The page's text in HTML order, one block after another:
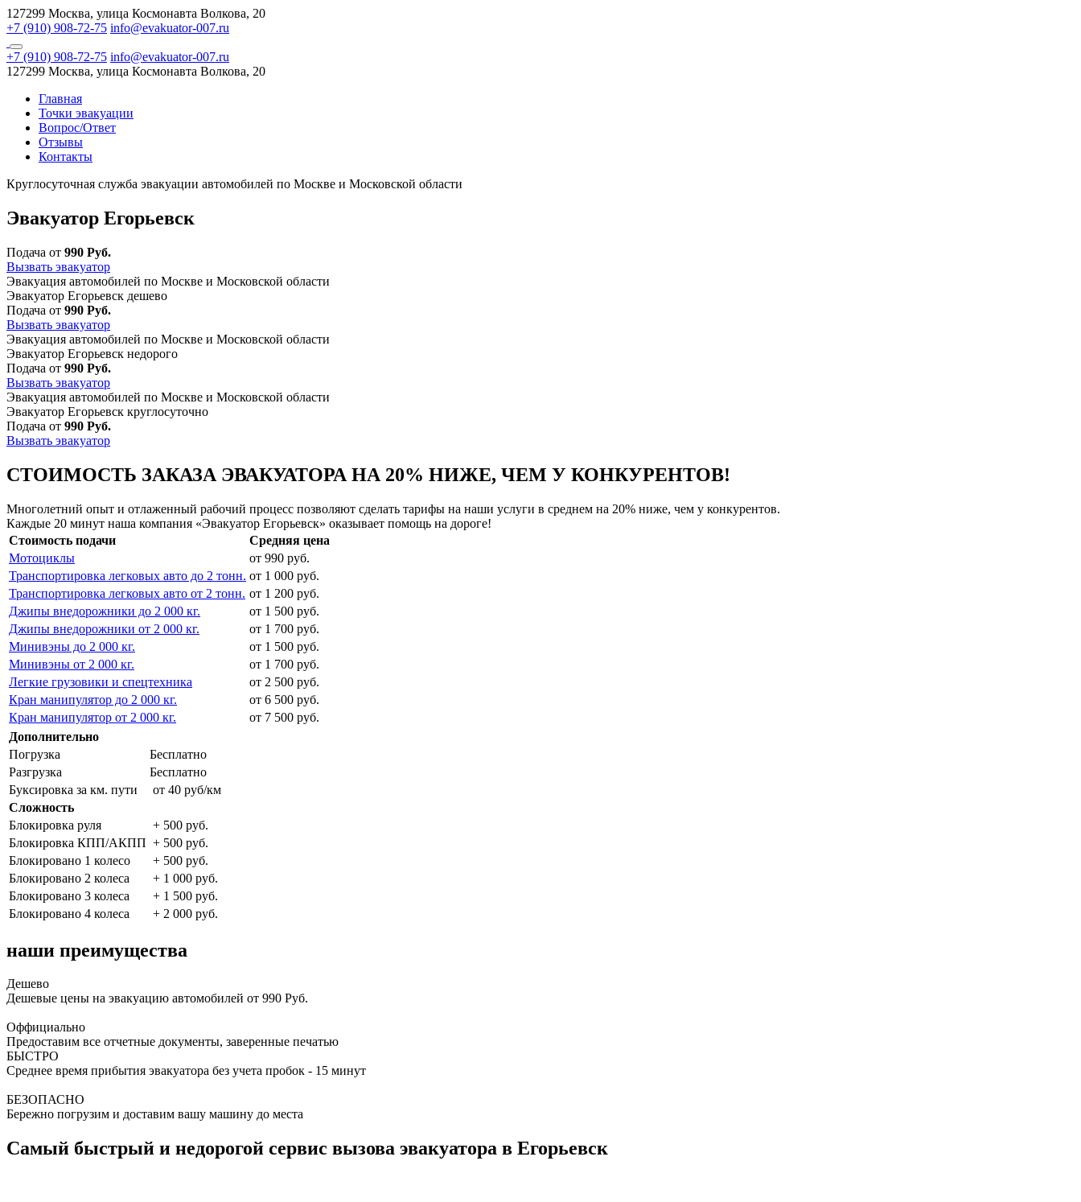
127299 Москва, улица Космонавта Волкова, 20
+7 (910) 908-72-75 info@evakuator-007.ru
+7 (910) 908-72-75 info@evakuator-007.ru
127299 Москва, улица Космонавта Волкова, 20
Главная
Точки эвакуации
Вопрос/Ответ
Отзывы
Контакты
Круглосуточная служба эвакуации автомобилей по Москве и Московской области
Эвакуатор Егорьевск
Подача от 990 Руб.
Вызвать эвакуатор
Эвакуация автомобилей по Москве и Московской области
Эвакуатор Егорьевск дешево
Подача от 990 Руб.
Вызвать эвакуатор
Эвакуация автомобилей по Москве и Московской области
Эвакуатор Егорьевск недорого
Подача от 990 Руб.
Вызвать эвакуатор
Эвакуация автомобилей по Москве и Московской области
Эвакуатор Егорьевск круглосуточно
Подача от 990 Руб.
Вызвать эвакуатор
СТОИМОСТЬ ЗАКАЗА ЭВАКУАТОРА НА 20% НИЖЕ, ЧЕМ У КОНКУРЕНТОВ!
Многолетний опыт и отлаженный рабочий процесс позволяют сделать тарифы на наши услуги в среднем на 20% ниже, чем у конкурентов.
Каждые 20 минут наша компания «Эвакуатор Егорьевск» оказывает помощь на дороге!
Стоимость подачи
Средняя цена
Мотоциклы
от 990 руб.
Транспортировка легковых авто до 2 тонн. от 1 000 руб.
Транспортировка легковых авто от 2 тонн. от 1 200 руб.
Джипы внедорожники до 2 000 кг.
от 1 500 руб.
Джипы внедорожники от 2 000 кг.
от 1 700 руб.
Минивэны до 2 000 кг.
от 1 500 руб.
Минивэны от 2 000 кг.
от 1 700 руб.
Легкие грузовики и спецтехника
от 2 500 руб.
Кран манипулятор до 2 000 кг.
от 6 500 руб.
Кран манипулятор от 2 000 кг.
от 7 500 руб.
Дополнительно
Погрузка
Бесплатно
Разгрузка
Бесплатно
Буксировка за км. пути
от 40 руб/км
Сложность
Блокировка руля
+ 500 руб.
Блокировка КПП/АКПП + 500 руб.
Блокировано 1 колесо
+ 500 руб.
Блокировано 2 колеса
+ 1 000 руб.
Блокировано 3 колеса
+ 1 500 руб.
Блокировано 4 колеса
+ 2 000 руб.
наши преимущества
Дешево
Дешевые цены на эвакуацию автомобилей от 990 Руб.
Оффициально
Предоставим все отчетные документы, заверенные печатью
БЫСТРО
Среднее время прибытия эвакуатора без учета пробок - 15 минут
БЕЗОПАСНО
Бережно погрузим и доставим вашу машину до места
Самый быстрый и недорогой сервис вызова эвакуатора в Егорьевск